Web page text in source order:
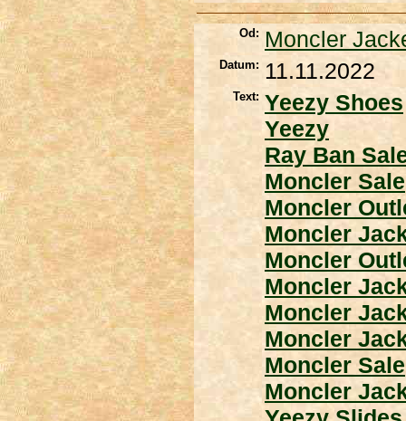
Od: Moncler
Datum: 11.11.2022
Text: Yeezy Shoes
Yeezy
Ray Ban
Moncler Sale
Moncler
Moncler
Moncler
Moncler
Moncler
Moncler
Moncler Sale
Moncler